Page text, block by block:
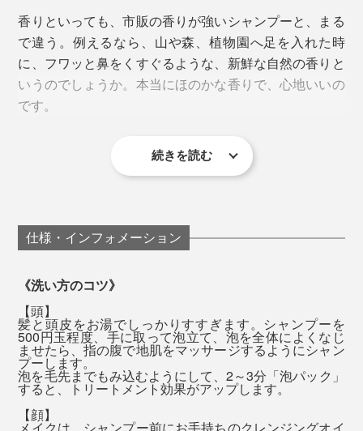
監修によるもの。
高橋氏は、東京・吉祥寺で20年以上続いている老舗のア
ロマテラピースクール セリストの校長で、公益社団法
人 日本アロマ環境協会を設立した、アロマの先駆者で
高橋氏によると、『MANGETSU（満月）』は、心身を
ほんのり甘いオレンジやゼラニウム、落ち着いたラベン
ダーやパチュリを中心に、天然のオイルをブレンドして
います。
見た目は透明、目立った香りもない、ごく普通のシャン
プーですが、あっという間にキメ細かい、モチモチ泡の
できあがり。
まずは、いつものように頭を洗います。指でマッサージ
するように洗っていると、ますます泡立ってきて、しか
も、その泡がヘタりにくいことを実感するはずです。
どちらも、ナトリウム・カルシウム・鉄・リン・マグネ
シウム・カリウム・亜鉛・ケイ素・イオウといった、10
入浴時に、『MANGETSU（満月）』または
い。ハーブの香りが一瞬フワッと広がって、だんだん落
香りといっても、市販の香りが強いシャンプーと、まる
で違う。例えるなら、山や森、植物園へ足を入れた時
に、フワッと鼻をくすぐるような、新鮮な自然の香りと
いうのでしょうか。本当にほのかな香りで、心地いいの
です。
『MANGETSU（満月）』はやや甘めの香り、
全身シャンプーは、豊かな泡で、頭からつま先までを包
の頃には、もう香りは落ち着いて、ほとんど感じませ
ん。
流した後は、肌が滑るような、ぬめりが残りますが、大
丈夫。タオルで拭いた後は落ち着いて、「お風呂上がり
のしっとり感」が長く続くように感じます。
続きを読む
仕様・インフォメーション
《洗い方のコツ》
【頭】
髪と頭皮をお湯でしっかりすすぎます。シャンプーを
500円玉程度、手に取って泡立て、泡を全体によくなじ
ませたら、指の腹で地肌をマッサージするようにシャン
プーします。
泡を毛先までもみ込むようにして、2～3分「泡パック」
すると、トリートメント効果がアップします。
【顔】
メイクは、シャンプー前にお手持ちのクレンジングオイ